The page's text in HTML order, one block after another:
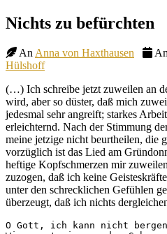
Site
Overlay
Nichts zu befürchten
An Anna von Haxthausen
Hülshoff
(…) Ich schreibe jetzt zuweilen an
wird, aber so düster, daß mich
jedesmal sehr angreift; starkes
erleichternd. Nach der Stimmung
meine jetzige nicht beurtheilen, die
vorzüglich ist das Lied am
heftige Kopfschmerzen mir
zuzogen, daß ich keine
unter den schrecklichen Gefühlen
überzeugt, daß ich nichts
O Gott, ich kann nicht bergen